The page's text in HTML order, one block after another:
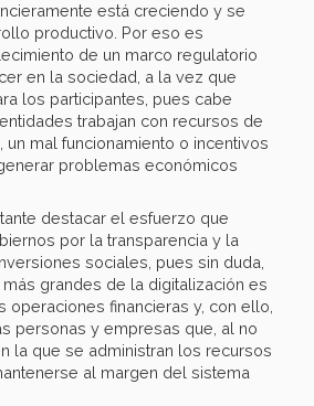
está creciendo y se
productivo. Por eso es
de un marco regulatorio
en la sociedad, a la vez que
los participantes, pues cabe
trabajan con recursos de
mal funcionamiento o incentivos
problemas económicos
destacar el esfuerzo que
por la transparencia y la
sociales, pues sin duda,
grandes de la digitalización es
operaciones financieras y, con ello,
personas y empresas que, al no
la que se administran los recursos
al margen del sistema